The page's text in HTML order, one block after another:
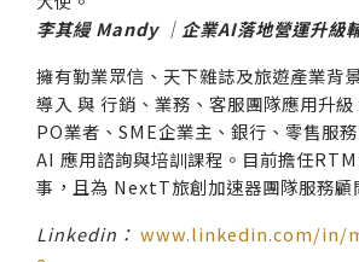
李其縵 Mandy ｜企業AI落地營運升級
擁有勤業眾信、天下雜誌及旅遊產業背
導入 與 行銷、業務、客服團隊應用升
PO業者、SME企業主、銀行、零售服
AI 應用諮詢與培訓課程。目前擔任
事，且為 NextT旅創加速器團隊服務顧
Linkedin： www.linkedin.com/in/